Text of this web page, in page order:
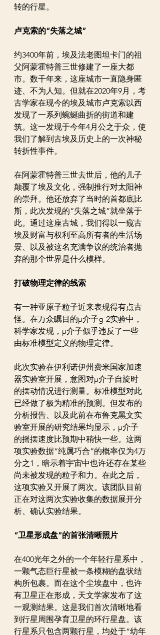
转的行星。
卢克索的“失落之城”
约3400年前，埃及法老图坦卡门的祖
父阿蒙霍特普三世修建了一座大都
市。数千年来，这座城市一直隐身匿
迹、不为人知。但就在2020年9月，考
古学家在现今的埃及城市卢克索以西
发现了一系列蜿蜒曲折的街道和建
筑。这一发现于今年4月公之于众，使
我们了解到古埃及历史上的一次神秘
转折性事件。
在阿蒙霍特普三世去世后，他的儿子
颠覆了埃及文化，强制推行对太阳神
的崇拜。他还放弃了当时的首都底比
斯，此次发现的“失落之城”就坐落于
此。通过这座古城，我们得以一窥古
埃及财富与权利至高所有者的生活场
景、以及被这名充满争议的统治者抛
弃的那个世界是什么模样。
打破物理定律的线索
有一种亚原子粒子近来表现得有点古
怪。在万众瞩目的μ介子g-2实验中，
科学家发现，μ介子似乎违反了一些
由标准模型定义的物理定律。
此次实验在伊利诺伊州费米国家加速
器实验室开展，意图对μ介子自旋时
的摆动情况进行测量。标准模型对此
已经做了极为精准的预测。但发布的
分析报告、以及此前在布鲁克黑文实
验室开展的研究结果均显示，μ介子
的摇摆速度比预期中稍快一些。这两
项实验数据“纯属巧合”的概率仅为4万
分之1，暗示着宇宙中也许还存在某些
尚未被发现的粒子和力。在此之后，
这项实验又开展了两次。该团队目前
正在对这两次实验收集的数据展开分
析、确认实验结果。
“卫星形成盘”的首张清晰照片
在400光年之外的一个年轻行星系中，
一颗气态巨行星被一条模糊的盘状结
构所包裹。而在这个尘埃盘中，也许
有卫星正在形成，天文学家发布了这
一观测结果。这是我们首次清晰地看
到行星周围孕育卫星的环行星盘。该
行星系只包含两颗行星，均处于“幼年